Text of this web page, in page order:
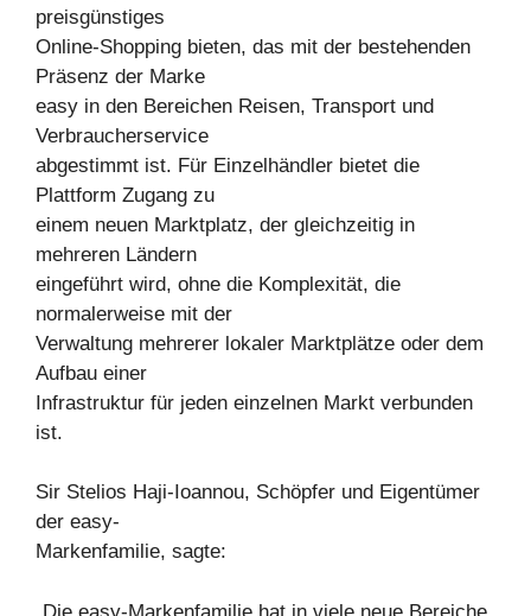
preisgünstiges
Online-Shopping bieten, das mit der bestehenden
Präsenz der Marke
easy in den Bereichen Reisen, Transport und
Verbraucherservice
abgestimmt ist. Für Einzelhändler bietet die
Plattform Zugang zu
einem neuen Marktplatz, der gleichzeitig in
mehreren Ländern
eingeführt wird, ohne die Komplexität, die
normalerweise mit der
Verwaltung mehrerer lokaler Marktplätze oder dem
Aufbau einer
Infrastruktur für jeden einzelnen Markt verbunden
ist.
Sir Stelios Haji-Ioannou, Schöpfer und Eigentümer
der easy-
Markenfamilie, sagte:
„Die easy-Markenfamilie hat in viele neue Bereiche